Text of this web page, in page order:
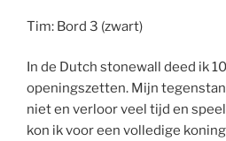
Tim: Bord 3 (zwart)
In de Dutch stonewall deed ik
openingszetten. Mijn
niet en verloor veel tijd en
kon ik voor een volledige